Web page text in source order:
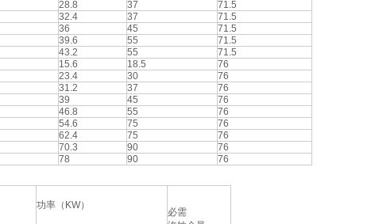
28.8 37
71.5
32.4 37
71.5
36 45
71.5
39.6 55
71.5
43.2 55 71.5
15.6 18.5
76
23.4 30
76
31.2 37
76
39 45
76
46.8 55
76
54.6 75
76
62.4 75
76
70.3 90
76
78 90 76
功率（KW）
必需